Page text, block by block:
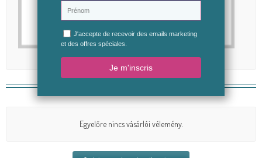
Egyelőre nincs vásárlói vélemény.